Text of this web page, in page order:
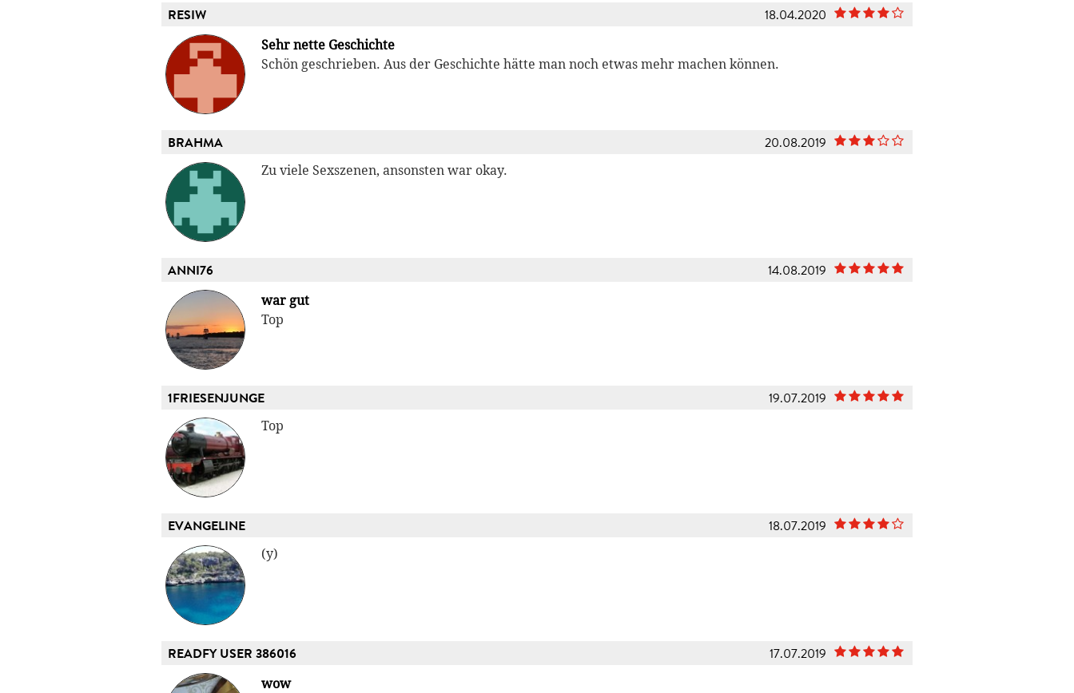
RESIW 18.04.2020
Sehr nette Geschichte
Schön geschrieben. Aus der Geschichte hätte man noch etwas mehr machen können.
BRAHMA 20.08.2019
Zu viele Sexszenen, ansonsten war okay.
ANNI76 14.08.2019
war gut
Top
1FRIESENJUNGE 19.07.2019
Top
EVANGELINE 18.07.2019
(y)
READFY USER 386016 17.07.2019
wow